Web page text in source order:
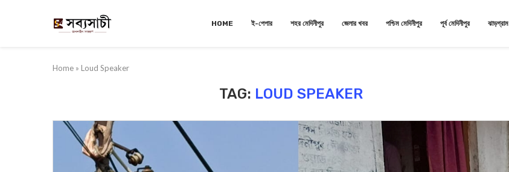
HOME ই-পেপার শহর মেদিনীপুর জেলার খবর পশ্চিম মেদিনীপুর পূর্ব মেদিনীপুর ঝাড়গ্রাম
Home » Loud Speaker
TAG: LOUD SPEAKER